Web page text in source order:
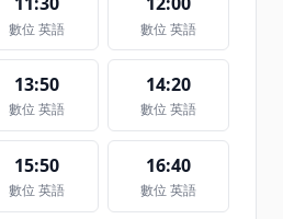
數位 英語 數位 英語
13:50
數位 英語
14:20
數位 英語
15:50
數位 英語
16:40
數位 英語